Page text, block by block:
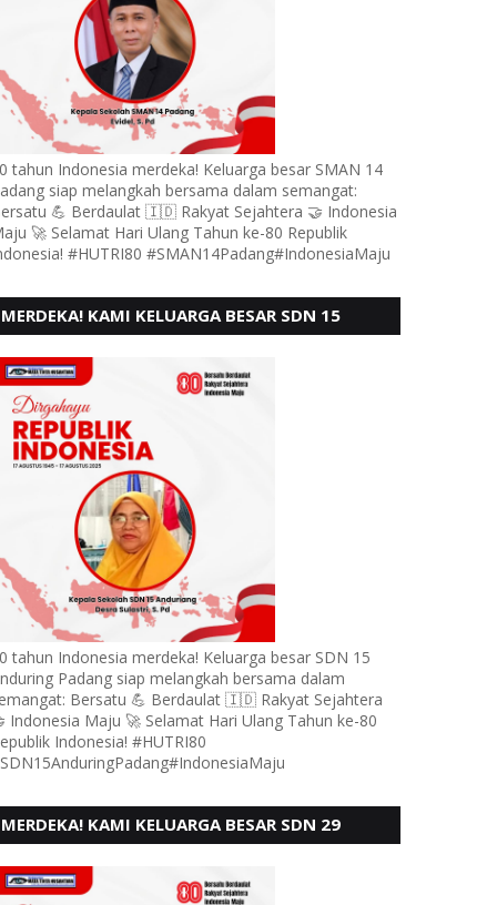
tahun Indonesia merdeka! Keluarga besar SMAN 14
siap melangkah bersama dalam semangat:
💪 Berdaulat 🇮🇩 Rakyat Sejahtera 🤝 Indonesia
🚀 Selamat Hari Ulang Tahun ke-80 Republik
#HUTRI80 #SMAN14Padang#IndonesiaMaju
MERDEKA! KAMI KELUARGA BESAR SDN 15
- 80
tahun Indonesia merdeka! Keluarga besar SDN 15
Padang siap melangkah bersama dalam
Bersatu 💪 Berdaulat 🇮🇩 Rakyat Sejahtera
Indonesia Maju 🚀 Selamat Hari Ulang Tahun ke-80
Indonesia! #HUTRI80
MERDEKA! KAMI KELUARGA BESAR SDN 29
MENGUCAPKAN HUT RI KE - 80